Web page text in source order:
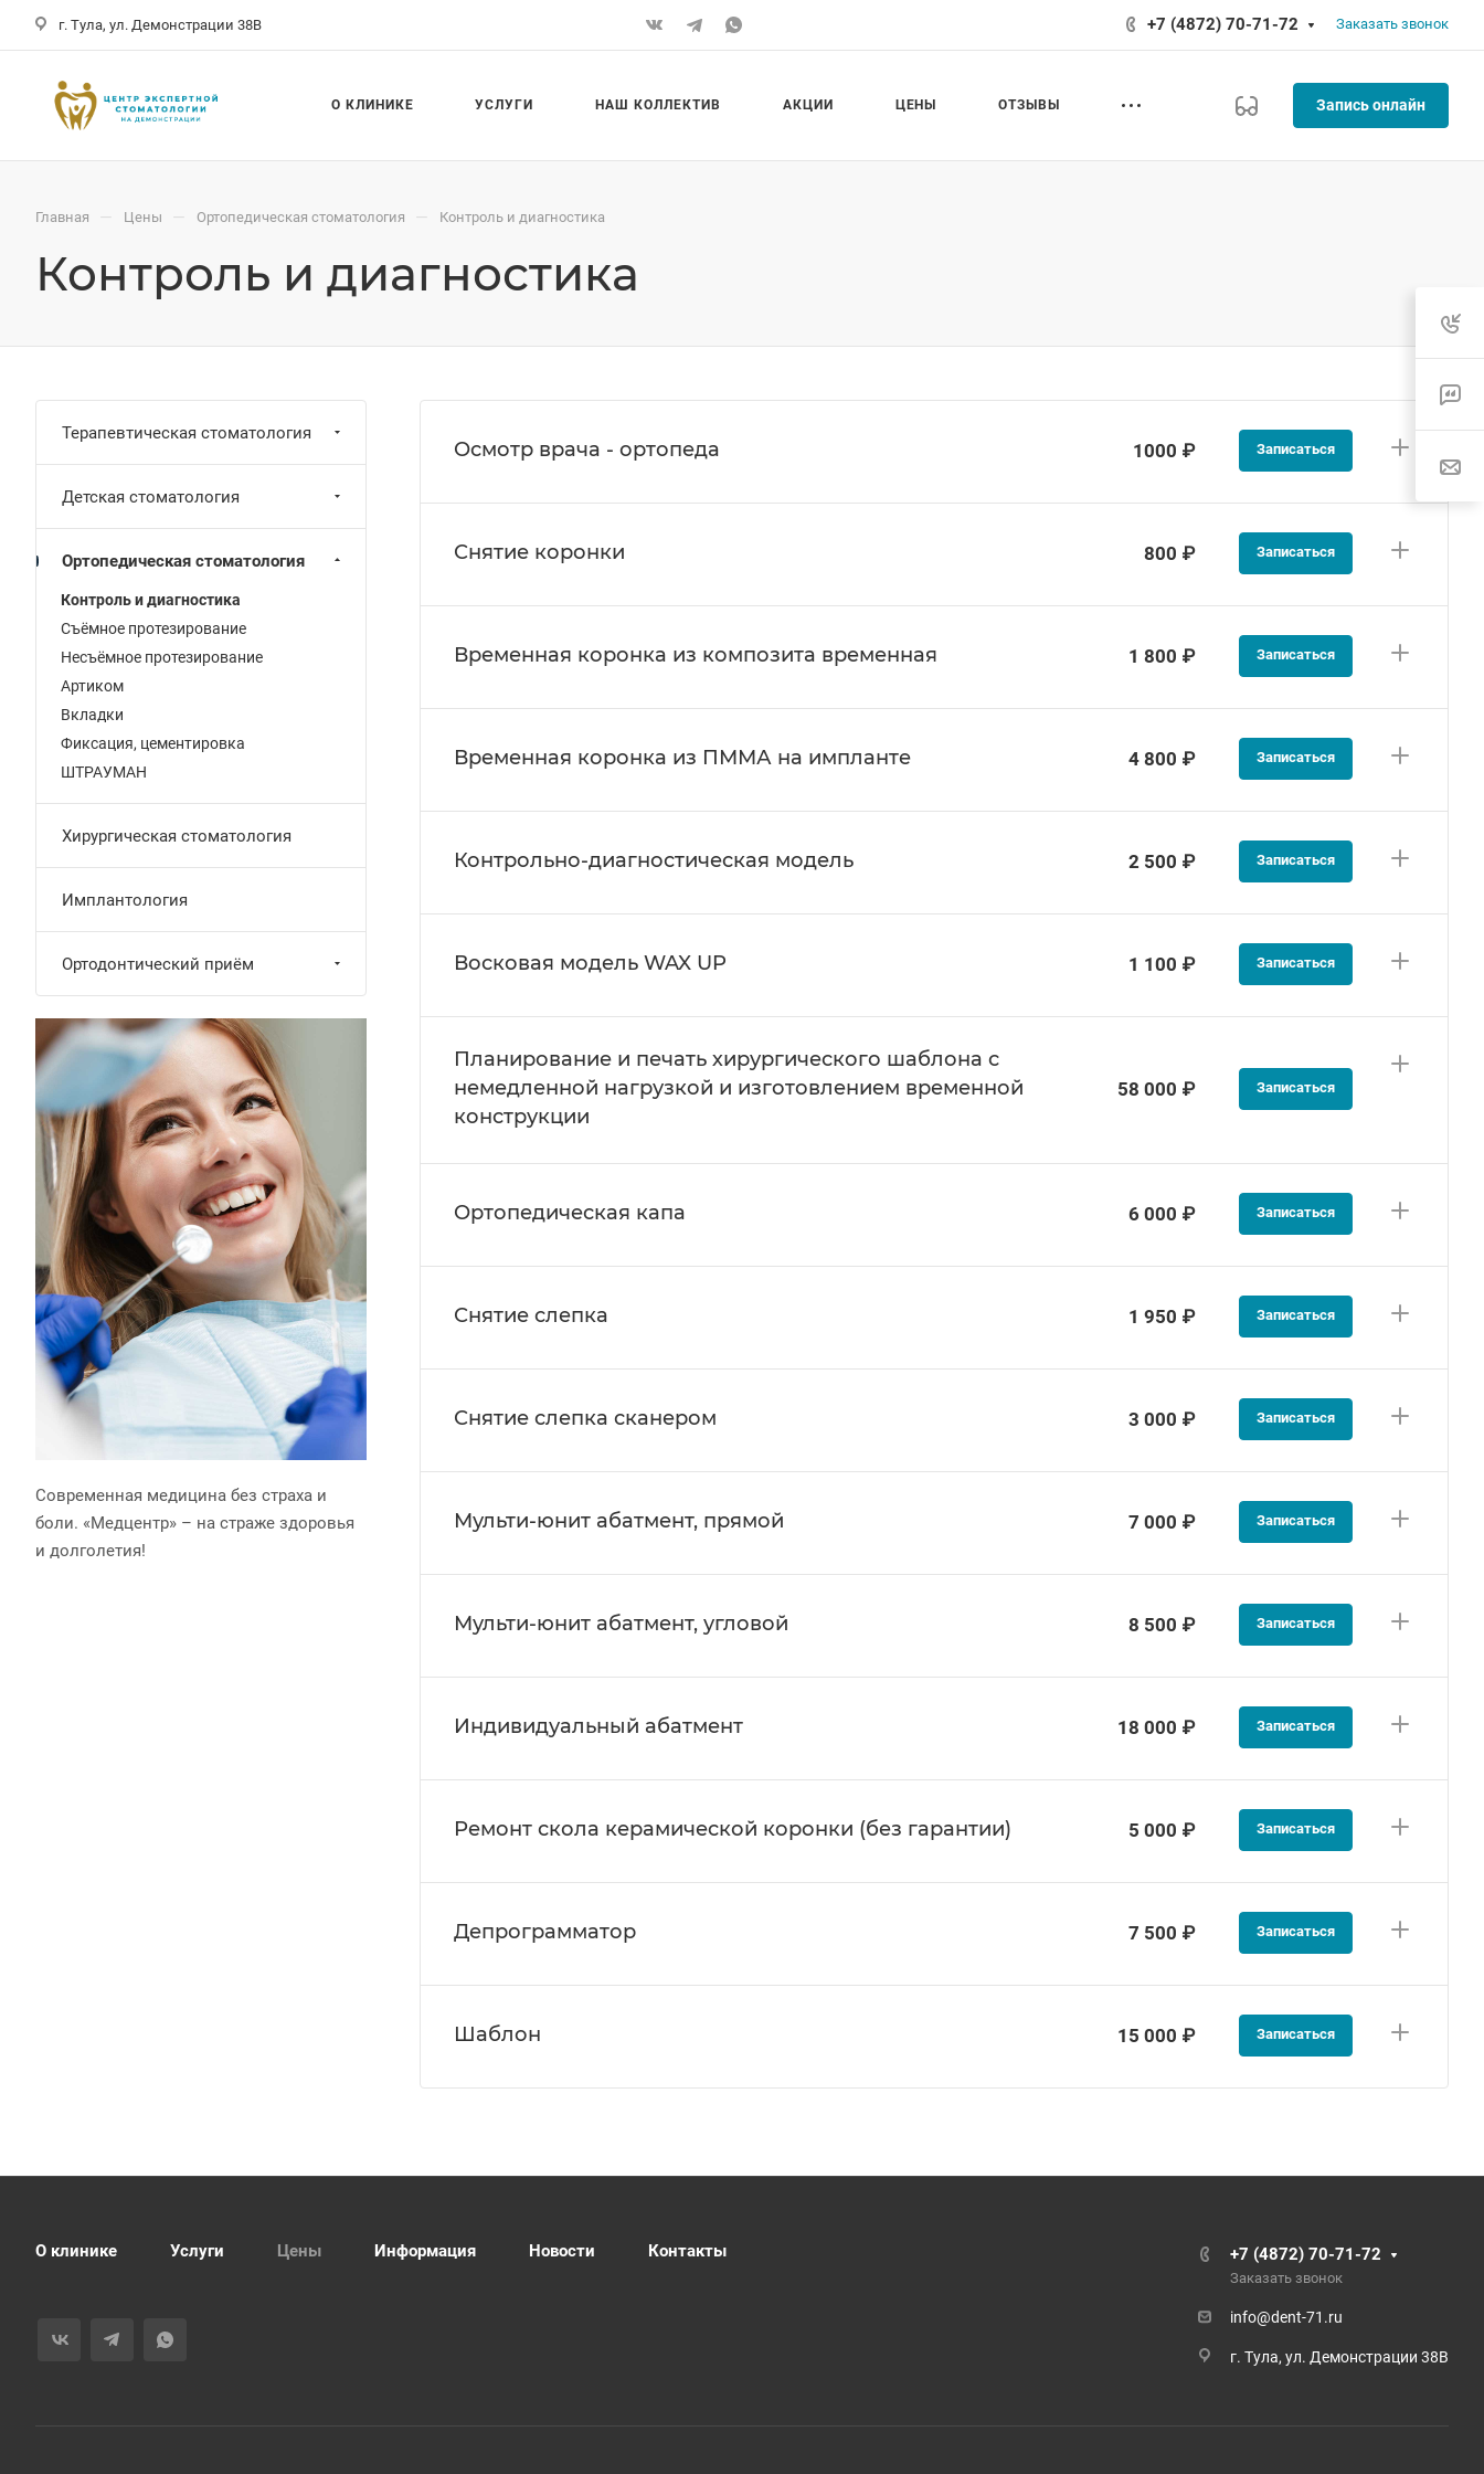
г. Тула, ул. Демонстрации 38В +7 (4872) 70-71-72 Заказать звонок
О КЛИНИКЕ УСЛУГИ НАШ КОЛЛЕКТИВ АКЦИИ ЦЕНЫ ОТЗЫВЫ Запись онлайн
Главная — Цены — Ортопедическая стоматология — Контроль и диагностика
Контроль и диагностика
Осмотр врача - ортопеда 1000 ₽ Записаться
Снятие коронки 800 ₽ Записаться
Временная коронка из композита временная 1 800 ₽ Записаться
Временная коронка из ПММА на импланте 4 800 ₽ Записаться
Контрольно-диагностическая модель 2 500 ₽ Записаться
Восковая модель WAX UP 1 100 ₽ Записаться
Планирование и печать хирургического шаблона с
немедленной нагрузкой и изготовлением временной
конструкции
58 000 ₽ Записаться
Ортопедическая капа 6 000 ₽ Записаться
Снятие слепка 1 950 ₽ Записаться
Снятие слепка сканером 3 000 ₽ Записаться
Мульти-юнит абатмент, прямой 7 000 ₽ Записаться
Мульти-юнит абатмент, угловой 8 500 ₽ Записаться
Индивидуальный абатмент 18 000 ₽ Записаться
Ремонт скола керамической коронки (без гарантии) 5 000 ₽ Записаться
Депрограмматор 7 500 ₽ Записаться
Шаблон 15 000 ₽ Записаться
Терапевтическая стоматология
Детская стоматология
Ортопедическая стоматология
Контроль и диагностика
Съёмное протезирование
Несъёмное протезирование
Артиком
Вкладки
Фиксация, цементировка
ШТРАУМАН
Хирургическая стоматология
Имплантология
Ортодонтический приём
Современная медицина без страха и
боли. «Медцентр» – на страже здоровья
и долголетия!
О клинике Услуги Цены Информация Новости Контакты +7 (4872) 70-71-72
Заказать звонок
info@dent-71.ru
г. Тула, ул. Демонстрации 38В